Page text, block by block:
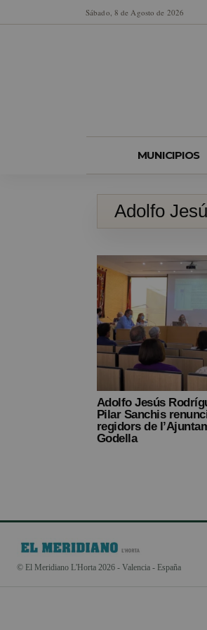
Sábado, 8 de Agosto de 2026
MUNICIPIOS
Adolfo
Adolfo Jesús
Pilar Sanchis
regidors de
Godella
© El Meridiano L'Horta 2026 - Valencia - España